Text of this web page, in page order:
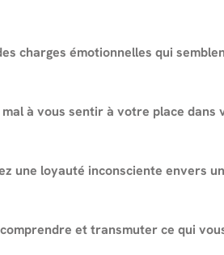
charges émotionnelles qui
mal à vous sentir à votre place
une loyauté inconsciente envers
et transmuter ce qui